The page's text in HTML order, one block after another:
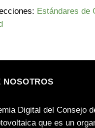
Estándares de
NOSOTROS
Digital del Consejo
que es un